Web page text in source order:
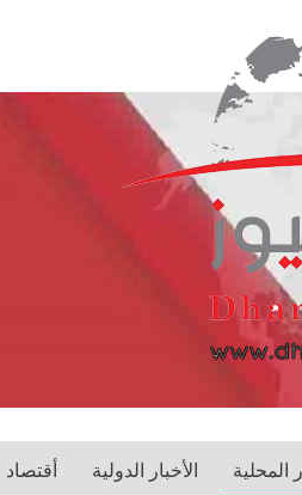
المحلية الأخبار الدولية أقتصاد